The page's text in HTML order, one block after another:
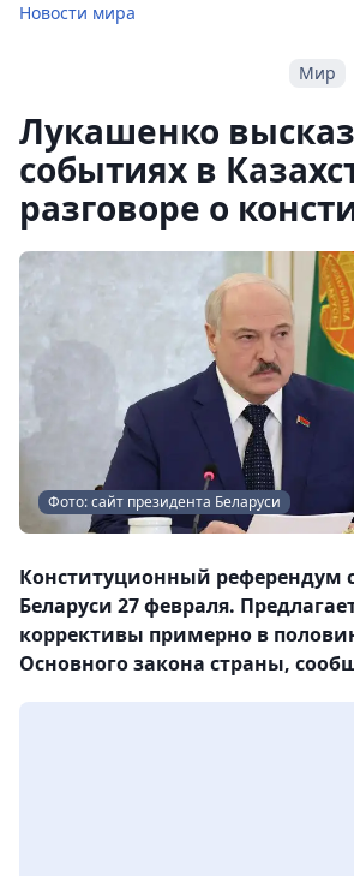
Новости мира
Мир
Лукашенко
событиях в
разговоре о
Фото: сайт президента Беларуси
Конституционный референдум
Беларуси 27 февраля.
коррективы примерно в
Основного закона страны,